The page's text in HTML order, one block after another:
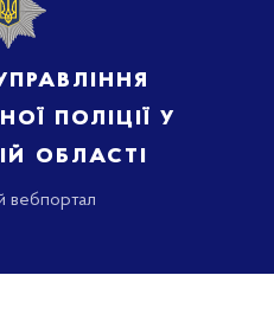
поліції у
області
вебпортал